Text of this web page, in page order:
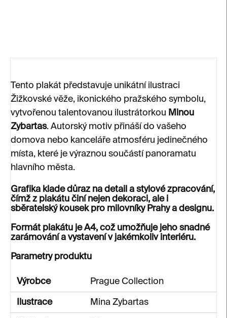
Tento plakát představuje unikátní ilustraci
Žižkovské věže, ikonického pražského symbolu,
vytvořenou talentovanou ilustrátorkou Minou
Zybartas. Autorský motiv přináší do vašeho
domova nebo kanceláře atmosféru jedinečného
místa, které je výraznou součástí panoramatu
hlavního města.
Grafika klade důraz na detail a stylové zpracování,
čímž z plakátu činí nejen dekoraci, ale i
sběratelský kousek pro milovníky Prahy a designu.
Formát plakátu jeA4, což umožňuje jeho snadné
zarámování a vystavení v jakémkoliv interiéru.
Parametry produktu
Výrobce Prague Collection
Ilustrace Mina Zybartas